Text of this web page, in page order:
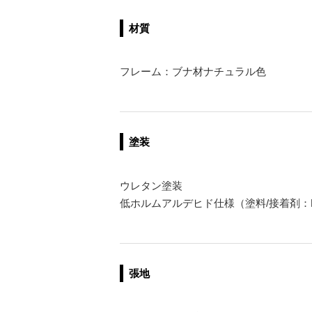
材質
フレーム：ブナ材ナチュラル色
塗装
ウレタン塗装
低ホルムアルデヒド仕様（塗料/接着
張地